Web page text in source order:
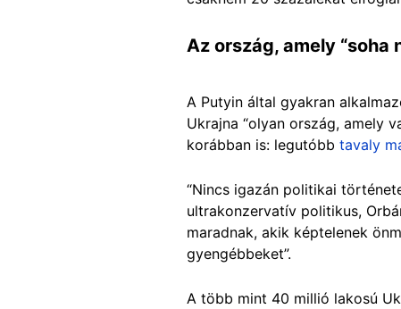
Az ország, amely “soha
A Putyin által gyakran
Ukrajna “olyan ország, amely
korábban is: legutóbb tavaly
“Nincs igazán politikai
ultrakonzervatív politikus,
maradnak, akik képtelenek
gyengébbeket”.
A több mint 40 millió lakosú